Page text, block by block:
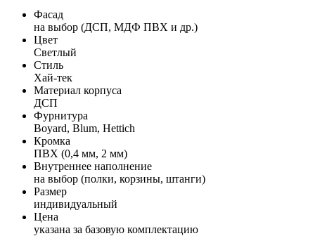
Фасад
на выбор (ДСП, МДФ ПВХ и др.)
Цвет
Светлый
Стиль
Хай-тек
Материал корпуса
ДСП
Фурнитура
Boyard, Blum, Hettich
Кромка
ПВХ (0,4 мм, 2 мм)
Внутреннее наполнение
на выбор (полки, корзины, штанги)
Размер
индивидуальный
Цена
указана за базовую комплектацию